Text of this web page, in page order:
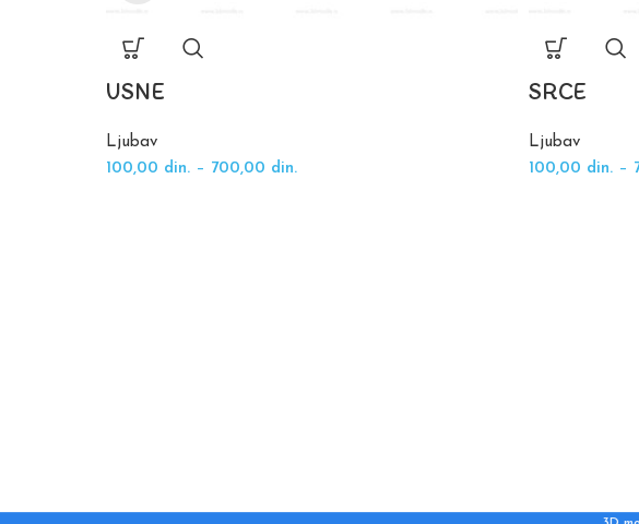
USNE
Ljubav
100,00 din. – 700,00 din.
SRCE
Ljubav
100,00 din. –